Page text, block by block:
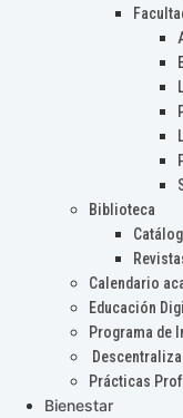
Biblioteca
Calendario
Educación
Programa de
Prácticas
Bienestar